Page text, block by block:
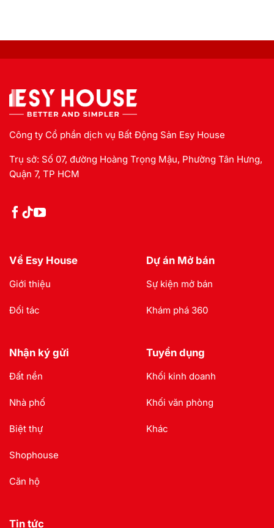
Công ty Cổ phần dịch vụ Bất Động Sản Esy House
Trụ sở: Số 07, đường Hoàng Trọng Mậu, Phường Tân Hưng,
Quận 7, TP HCM
Về Esy House
Giới thiệu
Đối tác
Dự án Mở bán
Sự kiện mở bán
Khám phá 360
Nhận ký gửi
Đất nền
Nhà phố
Biệt thự
Shophouse
Căn hộ
Tuyển dụng
Khối kinh doanh
Khối văn phòng
Khác
Tin tức